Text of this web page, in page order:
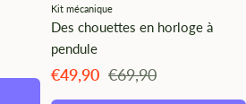
Kit mécanique
Des chouettes en horloge à
pendule
Angebotspreis
€49,90 Regulärer
€69,90